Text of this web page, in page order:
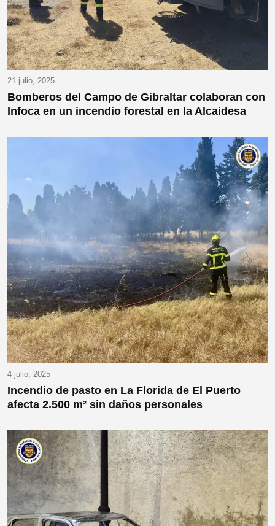
21 julio, 2025
Bomberos del Campo de Gibraltar colaboran con
Infoca en un incendio forestal en la Alcaidesa
4 julio, 2025
Incendio de pasto en La Florida de El Puerto
afecta 2.500 m² sin daños personales